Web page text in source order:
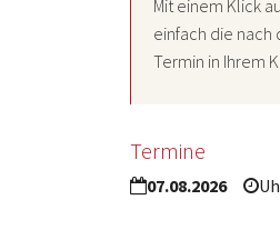
Mit einem Klick
einfach die
Termin in Ihrem
Termine
07.08.2026